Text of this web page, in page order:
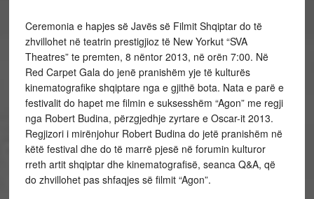
Ceremonia e hapjes së Javës së Filmit Shqiptar do të
zhvillohet në teatrin prestigjioz të New Yorkut “SVA
Theatres” te premten, 8 nëntor 2013, në orën 7:00. Në
Red Carpet Gala do jenë pranishëm yje të kulturës
kinematografike shqiptare nga e gjithë bota. Nata e parë e
festivalit do hapet me filmin e suksesshëm “Agon” me regji
nga Robert Budina, përzgjedhje zyrtare e Oscar-it 2013.
Regjizori i mirënjohur Robert Budina do jetë pranishëm në
këtë festival dhe do të marrë pjesë në forumin kulturor
rreth artit shqiptar dhe kinematografisë, seanca Q&A, që
do zhvillohet pas shfaqjes së filmit “Agon”.